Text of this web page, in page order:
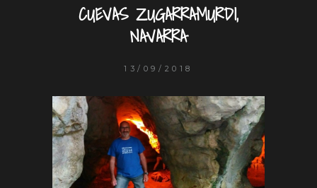
CUEVAS ZUGARRAMURDI,
NAVARRA
13/09/2018